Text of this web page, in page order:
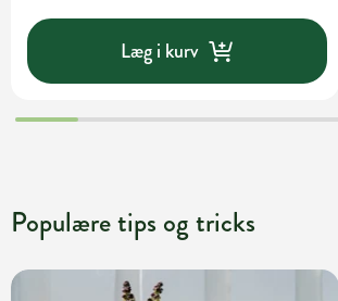
Læg i kurv
Populære tips og tricks